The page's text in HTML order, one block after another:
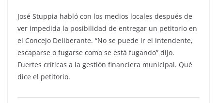
José Stuppia habló con los medios locales después de
ver impedida la posibilidad de entregar un petitorio en
el Concejo Deliberante. “No se puede ir el intendente,
escaparse o fugarse como se está fugando” dijo.
Fuertes críticas a la gestión financiera municipal. Qué
dice el petitorio.